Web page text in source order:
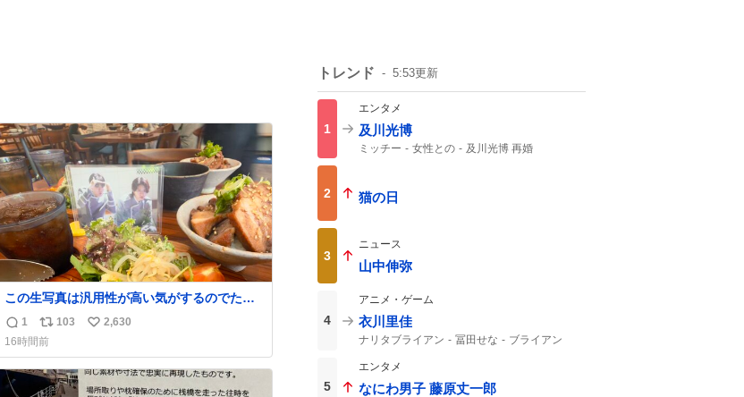
この生写真は汎用性が高い気がするのでたか
かずのオタクは絶対買った方が良いw
返
信
数
1
リ
ポ
ス
ト
103
い
ね
数
2,630
16時間前
トレンド 5:53更新
1
エンタメ
及川光博
ミッチー 女性との
及川光博 再婚
2 猫の日
3
ニュース
山中伸弥
4
アニメ・ゲーム
衣川里佳
ナリタブライアン 冨田せな
ブライアン
5
エンタメ
なにわ男子 藤原丈一郎